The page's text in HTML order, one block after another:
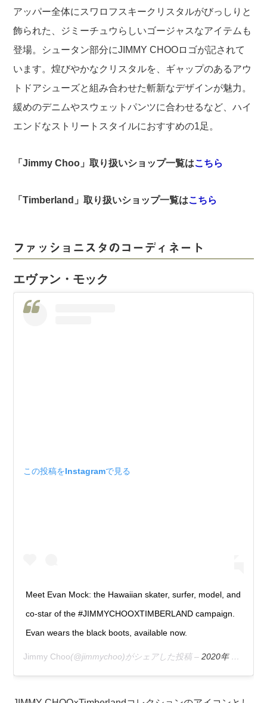
アッパー全体にスワロフスキークリスタルがびっしりと
飾られた、ジミーチュウらしいゴージャスなアイテムも
登場。シュータン部分にJIMMY CHOOロゴが記されて
います。煌びやかなクリスタルを、ギャップのあるアウ
トドアシューズと組み合わせた斬新なデザインが魅力。
緩めのデニムやスウェットパンツに合わせるなど、ハイ
エンドなストリートスタイルにおすすめの1足。
「Jimmy Choo」取り扱いショップ一覧はこちら
「Timberland」取り扱いショップ一覧はこちら
ファッショニスタのコーディネート
エヴァン・モック
この投稿をInstagramで見る
Meet Evan Mock: the Hawaiian skater, surfer, model, and
co-star of the #JIMMYCHOOXTIMBERLAND campaign.
Evan wears the black boots, available now.
Jimmy Choo(@jimmychoo)がシェアした投稿 –2020年 9月月14日午前9時02分PDT